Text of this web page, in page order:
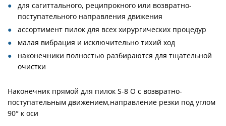
для сагиттального, реципрокного или возвратно-
поступательного направления движения
ассортимент пилок для всех хирургических процедур
малая вибрация и исключительно тихий ход
наконечники полностью разбираются для тщательной
очистки
Наконечник прямой для пилок S-8 O с возвратно-
поступательным движением,направление резки под углом
90° к оси